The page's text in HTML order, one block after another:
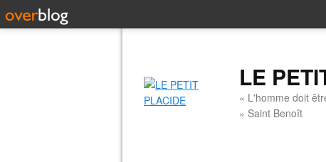
LE
« L'homme doit
» Saint Benoît